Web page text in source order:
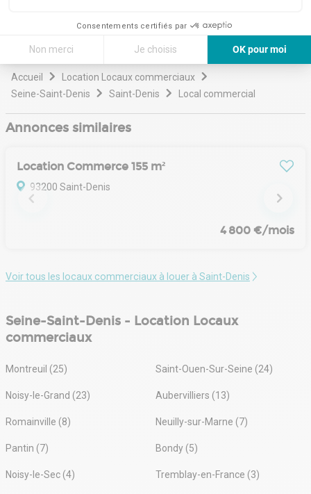
Consentements certifiés par
Non merci Je choisis
OK pour moi
Axeptio consent
Plateforme de Gestion du Consentement : Personnalisez vos Options
Notre plateforme vous permet d'adapter et de gérer vos paramètres
Accueil
Location Locaux commerciaux
Seine-Saint-Denis
Saint-Denis Local commercial
Annonces similaires
Location Commerce 155 m²
93200 Saint-Denis
4 800 €/mois
Voir tous les locaux commerciaux à louer à Saint-Denis
Seine-Saint-Denis - Location Locaux
commerciaux
Montreuil (25) Saint-Ouen-Sur-Seine (24)
Noisy-le-Grand (23) Aubervilliers (13)
Romainville (8) Neuilly-sur-Marne (7)
Pantin (7) Bondy (5)
Noisy-le-Sec (4) Tremblay-en-France (3)